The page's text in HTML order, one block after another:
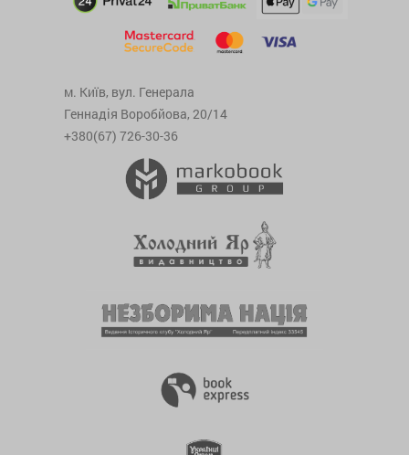
м. Київ, вул. Генерала
Геннадія Воробйова, 20/14
+380(67) 726-30-36